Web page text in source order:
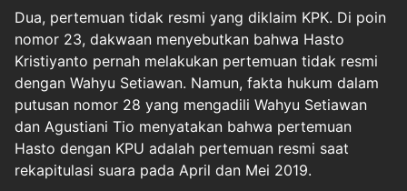
Dua, pertemuan tidak resmi yang diklaim KPK. Di poin
nomor 23, dakwaan menyebutkan bahwa Hasto
Kristiyanto pernah melakukan pertemuan tidak resmi
dengan Wahyu Setiawan. Namun, fakta hukum dalam
putusan nomor 28 yang mengadili Wahyu Setiawan
dan Agustiani Tio menyatakan bahwa pertemuan
Hasto dengan KPU adalah pertemuan resmi saat
rekapitulasi suara pada April dan Mei 2019.